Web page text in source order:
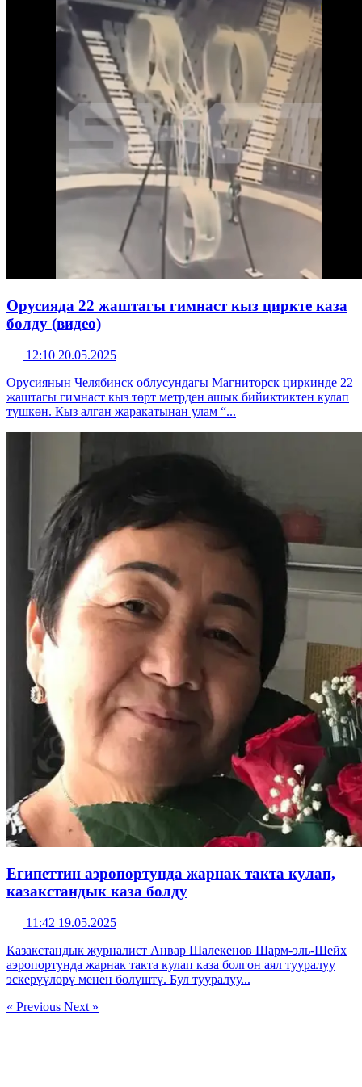
Орусияда 22 жаштагы гимнаст кыз циркте каза
болду (видео)
12:10 20.05.2025
Орусиянын Челябинск облусундагы Магниторск циркинде 22
жаштагы гимнаст кыз төрт метрден ашык бийиктиктен кулап
түшкөн. Кыз алган жаракатынан улам “...
Египеттин аэропортунда жарнак такта кулап,
казакстандык каза болду
11:42 19.05.2025
Казакстандык журналист Анвар Шалекенов Шарм-эль-Шейх
аэропортунда жарнак такта кулап каза болгон аял тууралуу
эскерүүлөрү менен бөлүштү. Бул тууралуу...
« Previous Next »